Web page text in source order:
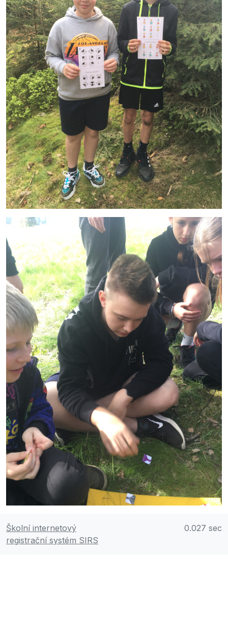
Školní internetový
registrační systém SIRS
0.027 sec